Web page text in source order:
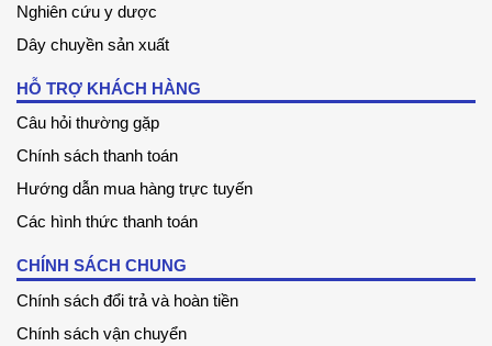
Nghiên cứu y dược
Dây chuyền sản xuất
HỖ TRỢ KHÁCH HÀNG
Câu hỏi thường gặp
Chính sách thanh toán
Hướng dẫn mua hàng trực tuyến
Các hình thức thanh toán
CHÍNH SÁCH CHUNG
Chính sách đổi trả và hoàn tiền
Chính sách vận chuyển